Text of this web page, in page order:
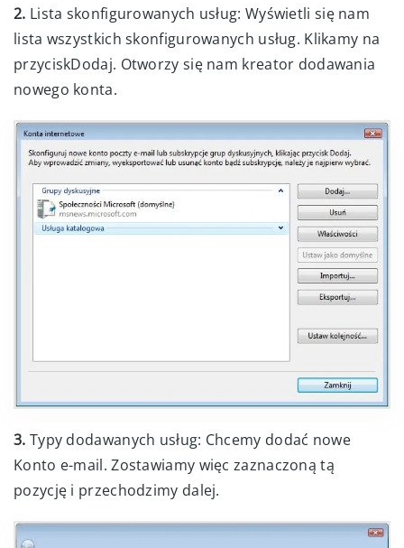
2. Lista skonfigurowanych usług: Wyświetli się nam
lista wszystkich skonfigurowanych usług. Klikamy na
przyciskDodaj. Otworzy się nam kreator dodawania
nowego konta.
3. Typy dodawanych usług: Chcemy dodać nowe
Konto e-mail. Zostawiamy więc zaznaczoną tą
pozycję i przechodzimy dalej.